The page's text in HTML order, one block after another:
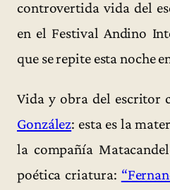
controvertida vida del
en el Festival Andino
que se repite esta noche
Vida y obra del escritor
González: esta es la
la compañía
poética criatura: